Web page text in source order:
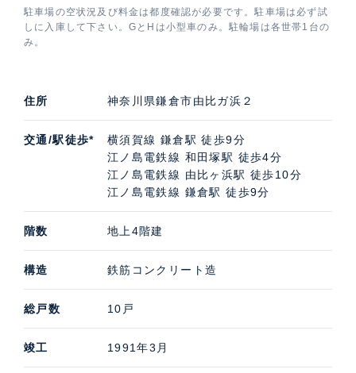
駐車場の空状況及び料金は都度確認が必要です。駐車場は必ず試
しに入庫して下さい。GとHは小型車のみ。駐輪場は各世帯1台の
み。
住所 神奈川県鎌倉市由比ガ浜２
交通/駅徒歩*
横須賀線 鎌倉駅 徒歩9分
江ノ島電鉄線 和田塚駅 徒歩4分
江ノ島電鉄線 由比ヶ浜駅 徒歩10分
江ノ島電鉄線 鎌倉駅 徒歩9分
階数 地上4階建
構造 鉄筋コンクリート造
総戸数 10戸
竣工 1991年3月